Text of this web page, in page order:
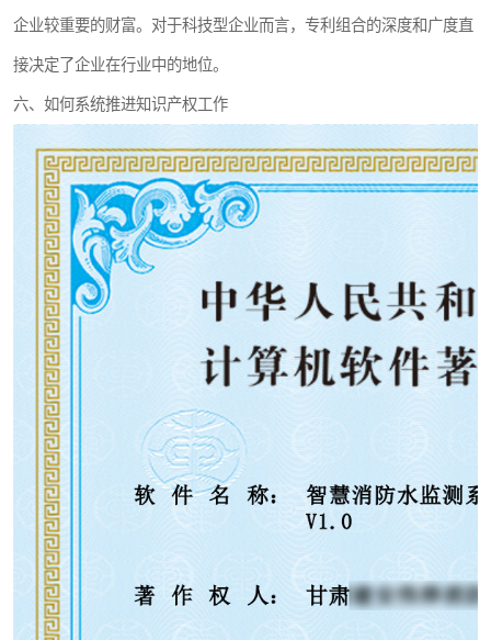
企业较重要的财富。对于科技型企业而言，专利组合的深度和广度直
接决定了企业在行业中的地位。
六、如何系统推进知识产权工作